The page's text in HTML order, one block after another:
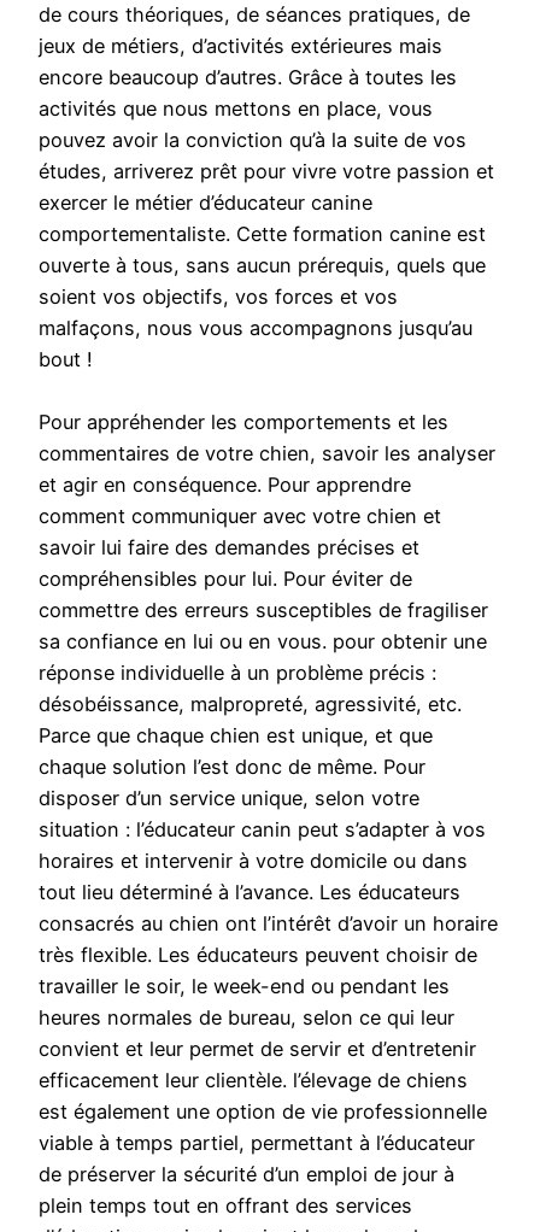
de cours théoriques, de séances pratiques, de
jeux de métiers, d’activités extérieures mais
encore beaucoup d’autres. Grâce à toutes les
activités que nous mettons en place, vous
pouvez avoir la conviction qu’à la suite de vos
études, arriverez prêt pour vivre votre passion et
exercer le métier d’éducateur canine
comportementaliste. Cette formation canine est
ouverte à tous, sans aucun prérequis, quels que
soient vos objectifs, vos forces et vos
malfaçons, nous vous accompagnons jusqu’au
bout !
Pour appréhender les comportements et les
commentaires de votre chien, savoir les analyser
et agir en conséquence. Pour apprendre
comment communiquer avec votre chien et
savoir lui faire des demandes précises et
compréhensibles pour lui. Pour éviter de
commettre des erreurs susceptibles de fragiliser
sa confiance en lui ou en vous. pour obtenir une
réponse individuelle à un problème précis :
désobéissance, malpropreté, agressivité, etc.
Parce que chaque chien est unique, et que
chaque solution l’est donc de même. Pour
disposer d’un service unique, selon votre
situation : l’éducateur canin peut s’adapter à vos
horaires et intervenir à votre domicile ou dans
tout lieu déterminé à l’avance. Les éducateurs
consacrés au chien ont l’intérêt d’avoir un horaire
très flexible. Les éducateurs peuvent choisir de
travailler le soir, le week-end ou pendant les
heures normales de bureau, selon ce qui leur
convient et leur permet de servir et d’entretenir
efficacement leur clientèle. l’élevage de chiens
est également une option de vie professionnelle
viable à temps partiel, permettant à l’éducateur
de préserver la sécurité d’un emploi de jour à
plein temps tout en offrant des services